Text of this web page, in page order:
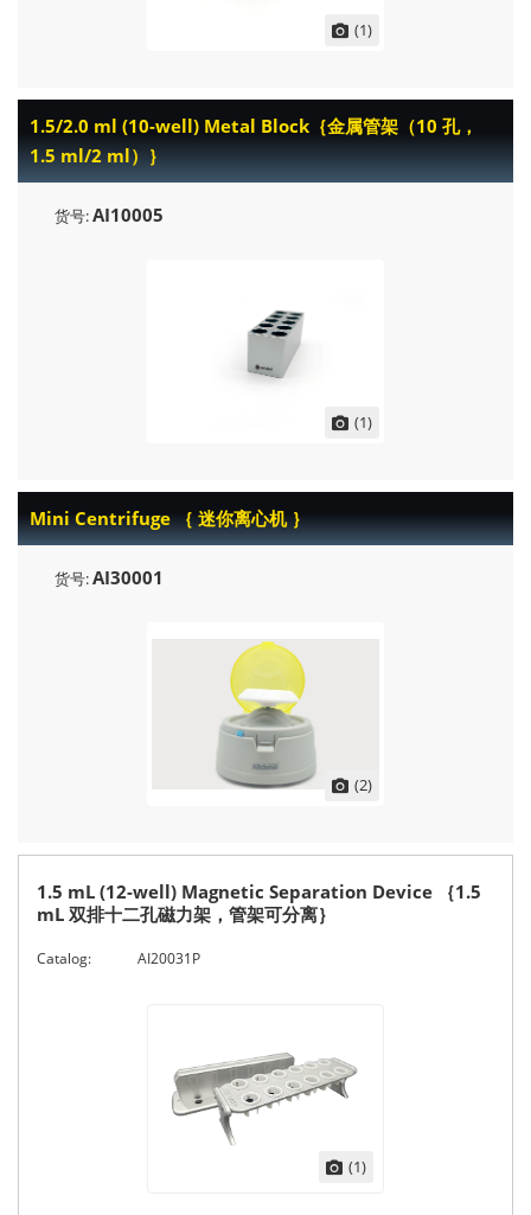
(1)
1.5/2.0 ml (10-well) Metal Block｛金属管架（10 孔，
1.5 ml/2 ml）｝
货号:AI10005
(1)
Mini Centrifuge ｛ 迷你离心机 ｝
货号:AI30001
(2)
1.5 mL (12-well) Magnetic Separation Device ｛1.5
mL 双排十二孔磁力架，管架可分离｝
Catalog: AI20031P
(1)